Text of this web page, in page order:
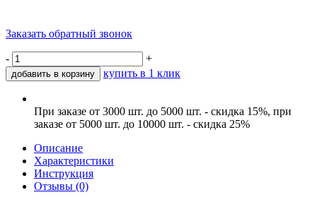
Заказать обратный звонок
- +
добавить в корзину купить в 1 клик
При заказе от 3000 шт. до 5000 шт. - скидка 15%, при
заказе от 5000 шт. до 10000 шт. - скидка 25%
Описание
Характеристики
Инструкция
Отзывы (0)